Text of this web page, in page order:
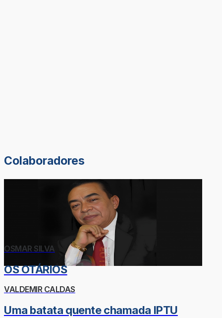
Colaboradores
OSMAR SILVA
OS OTÁRIOS
VALDEMIR CALDAS
Uma batata quente chamada IPTU